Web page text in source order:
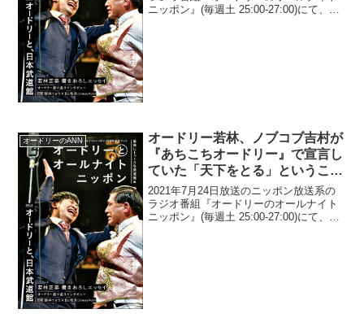
けど…」
ニッポン』(毎週土 25:00-27:00)にて、お
オードリーのANN
オードリー若林、ノブコブ吉村が
『あちこちオードリー』で宣言し
ていた「天下をとる」ということ
の意味を改めて語る
2021年7月24日放送のニッポン放送系の
ラジオ番組『オードリーのオールナイト
ニッポン』(毎週土 25:00-27:00)にて、お